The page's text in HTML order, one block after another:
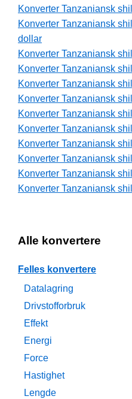
Konverter Tanzaniansk
Konverter Tanzaniansk
dollar
Konverter Tanzaniansk
Konverter Tanzaniansk
Konverter Tanzaniansk
Konverter Tanzaniansk
Konverter Tanzaniansk
Konverter Tanzaniansk
Konverter Tanzaniansk
Konverter Tanzaniansk
Konverter Tanzaniansk
Konverter Tanzaniansk
Alle konvertere
Felles konvertere
Datalagring
Drivstofforbruk
Effekt
Energi
Force
Hastighet
Lengde